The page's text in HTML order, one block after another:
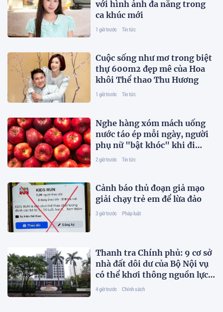
với hình ảnh đa năng trong
ca khúc mới
1 giờ trước Tin tức
Cuộc sống như mơ trong biệt
thự 600m2 đẹp mê của Hoa
khôi Thể thao Thu Hương
1 giờ trước Tin tức
Nghe hàng xóm mách uống
nước táo ép mỗi ngày, người
phụ nữ "bật khóc" khi đi
khám
2 giờ trước Tin tức
Cảnh báo thủ đoạn giả mạo
giải chạy trẻ em để lừa đảo
3 giờ trước Pháp luật
Thanh tra Chính phủ: 9 cơ sở
nhà đất dôi dư của Bộ Nội vụ
có thể khơi thông nguồn lực
ngay
4 giờ trước Chính sách